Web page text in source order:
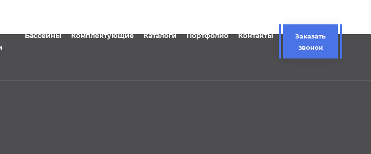
Бассейны Комплектующие Каталоги Портфолио Контакты
Заказать
звонок